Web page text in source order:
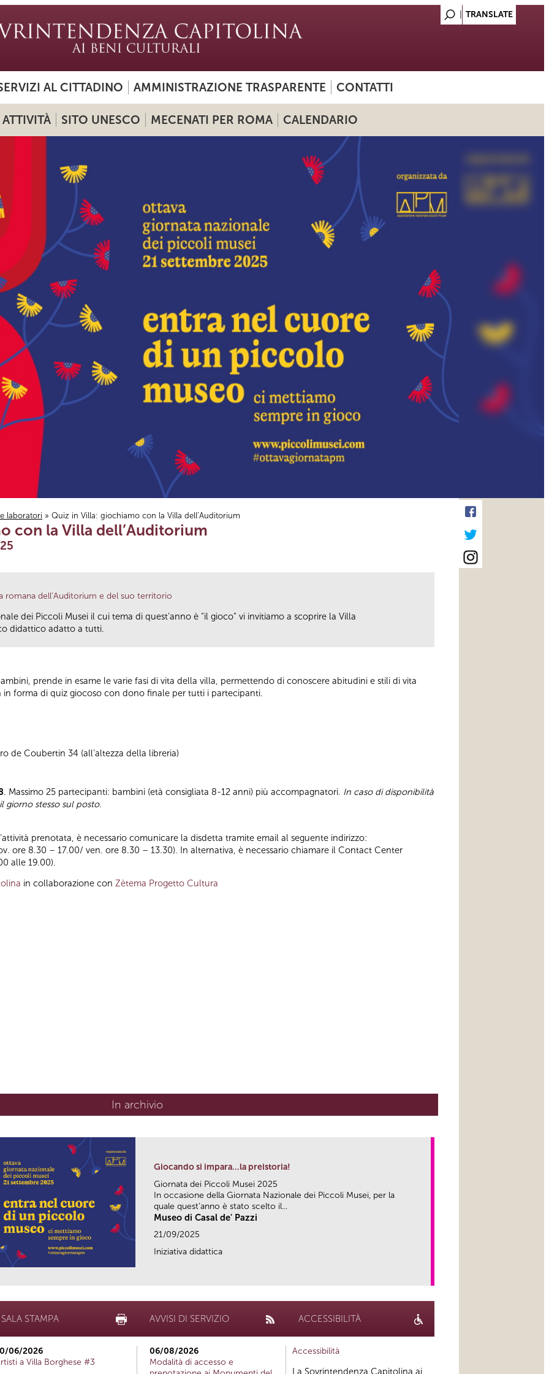
AL CITTADINO AMMINISTRAZIONE TRASPARENTE CONTATTI
ATTIVITÀ SITO UNESCO MECENATI PER ROMA CALENDARIO
laboratori » Quiz in Villa: giochiamo con la Villa dell’Auditorium
con la Villa dell’Auditorium
romana dell’Auditorium e del suo territorio
dei Piccoli Musei il cui tema di quest’anno è “il gioco” vi invitiamo a scoprire la Villa
didattico adatto a tutti.
prende in esame le varie fasi di vita della villa, permettendo di conoscere abitudini e stili di vita
forma di quiz giocoso con dono finale per tutti i partecipanti.
de Coubertin 34 (all’altezza della libreria)
. Massimo 25 partecipanti: bambini (età consigliata 8-12 anni) più accompagnatori. In caso di disponibilità
giorno stesso sul posto.
prenotata, è necessario comunicare la disdetta tramite email al seguente indirizzo:
ore 8.30 – 17.00/ ven. ore 8.30 – 13.30). In alternativa, è necessario chiamare il Contact Center
alle 19.00).
in collaborazione con Zètema Progetto Cultura
In archivio
Giocando si impara…la preistoria!
Giornata dei Piccoli Musei 2025
In occasione della Giornata Nazionale dei Piccoli Musei, per la
quale quest’anno è stato scelto il...
Museo di Casal de' Pazzi
21/09/2025
Iniziativa didattica
SALA STAMPA
06/2026
a Villa Borghese #3
AVVISI DI SERVIZIO
06/08/2026
Modalità di accesso e
ACCESSIBILITÀ
Accessibilità